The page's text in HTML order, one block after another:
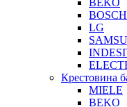
BEKO
LG
Крестовина
MIELE
BEKO